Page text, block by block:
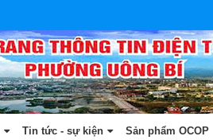
Tin tức - sự kiện Sản phẩm OCOP